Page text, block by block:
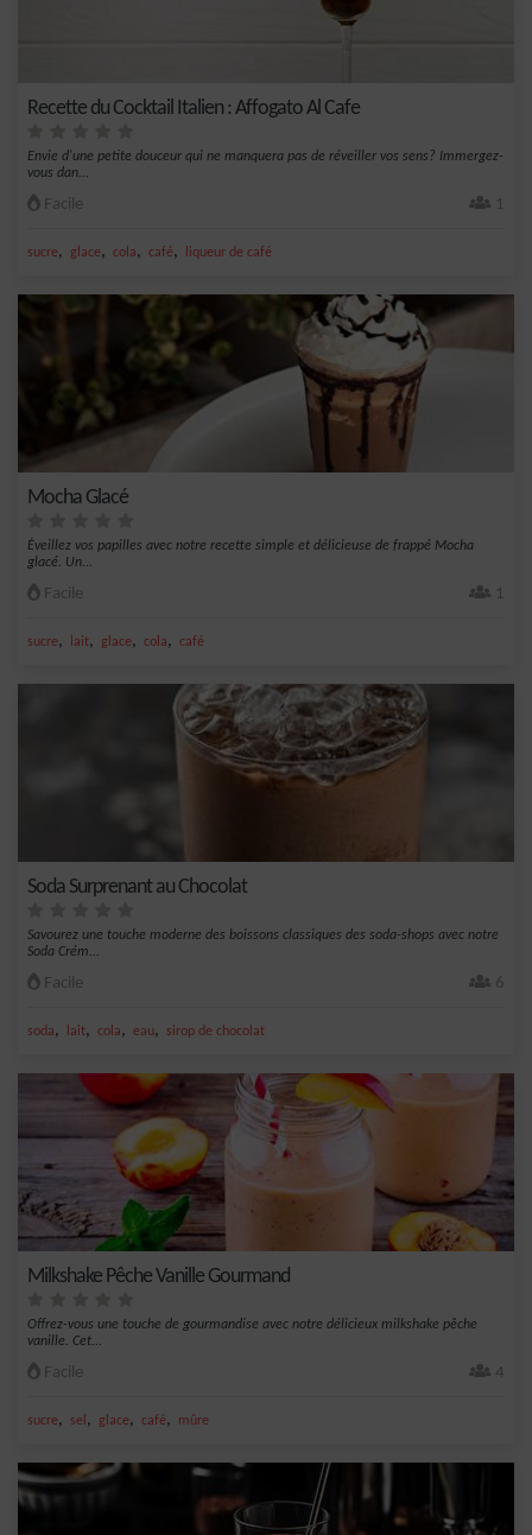
Recette du Cocktail Italien : Affogato Al Cafe
Envie d'une petite douceur qui ne manquera pas de réveiller vos sens? Immergez-
vous dan...
Facile 1
sucre, glace, cola, café, liqueur de café
Mocha Glacé
Éveillez vos papilles avec notre recette simple et délicieuse de frappé Mocha
glacé. Un...
Facile 1
sucre, lait, glace, cola, café
Soda Surprenant au Chocolat
Savourez une touche moderne des boissons classiques des soda-shops avec notre
Soda Crém...
Facile 6
soda, lait, cola, eau, sirop de chocolat
Milkshake Pêche Vanille Gourmand
Offrez-vous une touche de gourmandise avec notre délicieux milkshake pêche
vanille. Cet...
Facile 4
sucre, sel , glace, café, mûre